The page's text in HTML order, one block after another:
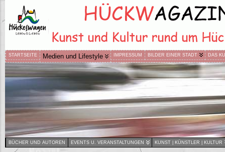
STARTSEITE Medien und Lifestyle IMPRESSUM BILDER EINER STADT DAS
BÜCHER UND AUTOREN EVENTS U. VERANSTALTUNGEN KUNST | KÜNSTLER | KULTUR